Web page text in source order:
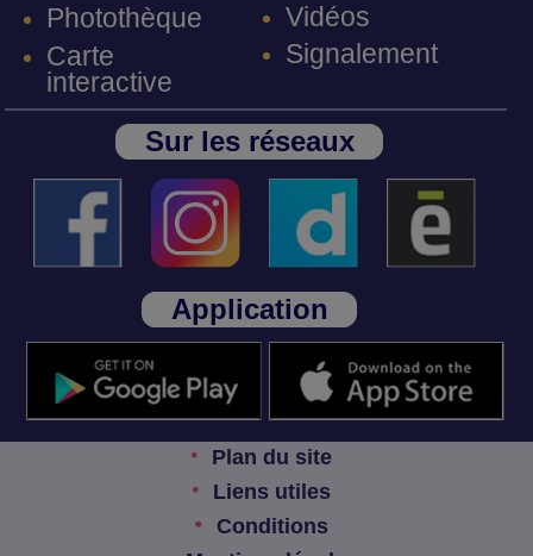
Photothèque
Carte
interactive
Vidéos
Signalement
Sur les réseaux
Application
Plan du site
Liens utiles
Conditions